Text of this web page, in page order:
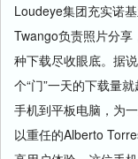
Loudeye集团充实诺
Twango负责照片分享
种下载尽收眼底。据
个“门”一天的下载量
手机到平板电脑，为
以重任的Alberto